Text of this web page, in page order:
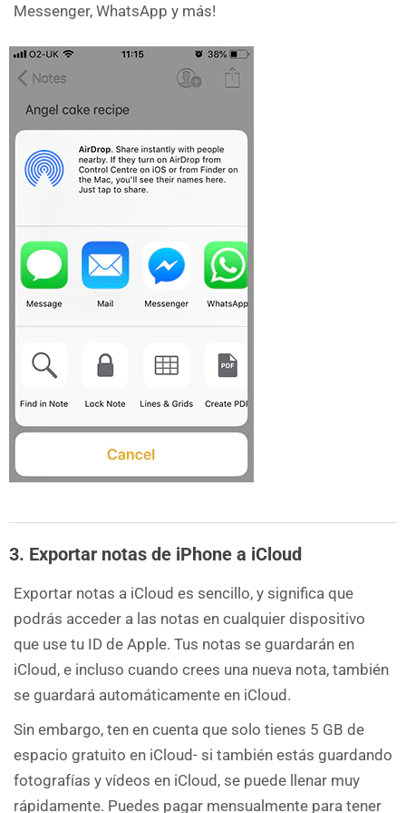
Messenger, WhatsApp y más!
3. Exportar notas de iPhone a iCloud
Exportar notas a iCloud es sencillo, y significa que
podrás acceder a las notas en cualquier dispositivo
que use tu ID de Apple. Tus notas se guardarán en
iCloud, e incluso cuando crees una nueva nota, también
se guardará automáticamente en iCloud.
Sin embargo, ten en cuenta que solo tienes 5 GB de
espacio gratuito en iCloud- si también estás guardando
fotografías y vídeos en iCloud, se puede llenar muy
rápidamente. Puedes pagar mensualmente para tener